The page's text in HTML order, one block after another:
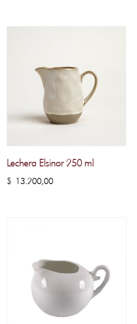
Lechera Elsinor 250 ml
$ 13.200,00